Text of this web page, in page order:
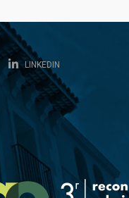
LINKEDIN